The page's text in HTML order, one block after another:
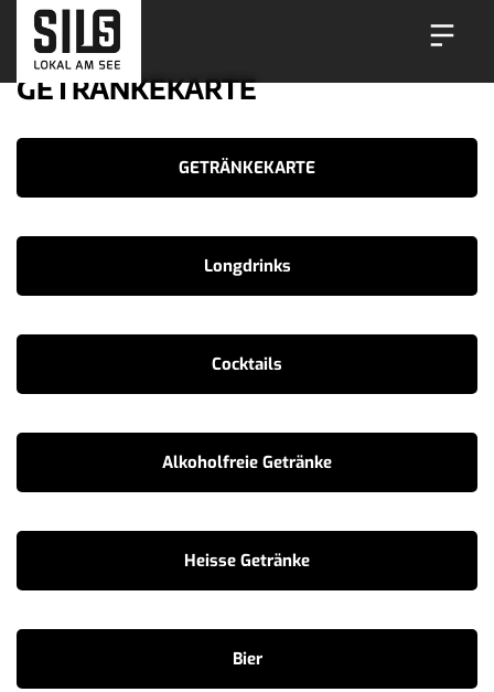
GETRÄNKEKARTE
GETRÄNKEKARTE
Longdrinks
Cocktails
Alkoholfreie Getränke
Heisse Getränke
Bier